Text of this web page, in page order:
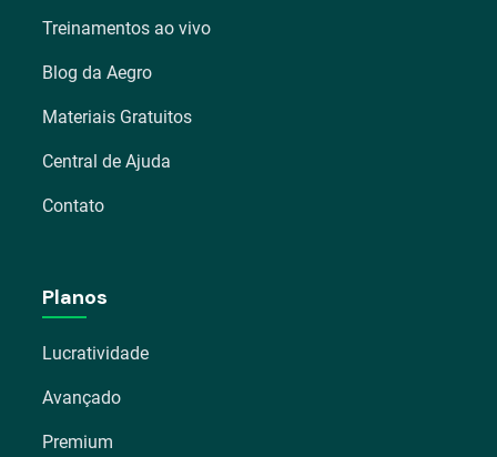
Treinamentos ao vivo
Blog da Aegro
Materiais Gratuitos
Central de Ajuda
Contato
Planos
Lucratividade
Avançado
Premium